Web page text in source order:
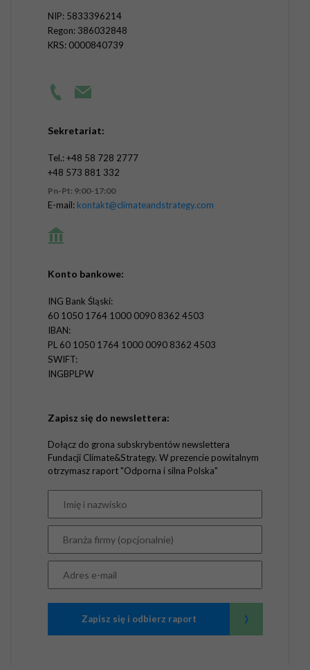
NIP: 5833396214
Regon: 386032848
KRS: 0000840739
Sekretariat:
Tel.: +48 58 728 2777
+48 573 881 332
Pn-Pt: 9:00-17:00
E-mail: kontakt@climateandstrategy.com
Konto bankowe:
ING Bank Śląski:
60 1050 1764 1000 0090 8362 4503
IBAN:
PL 60 1050 1764 1000 0090 8362 4503
SWIFT:
INGBPLPW
Zapisz się do newslettera:
Dołącz do grona subskrybentów newslettera
Fundacji Climate&Strategy. W prezencie powitalnym
otrzymasz raport "Odporna i silna Polska"
Zapisz się i odbierz raport ›